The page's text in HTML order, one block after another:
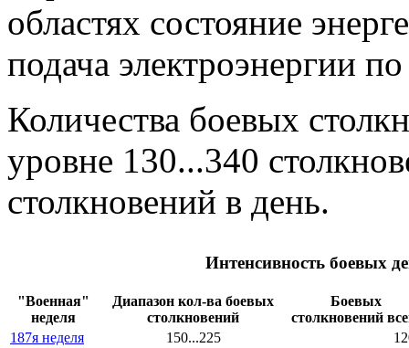
областях состояние
подача электроэнергии
Количества боевых
уровне 130...340
столкновений в день.
Интенсивность боевых
"Военная"
неделя
Диапазон кол-ва боевых
столкновений
Боевых
столкновений
187я неделя
150...225